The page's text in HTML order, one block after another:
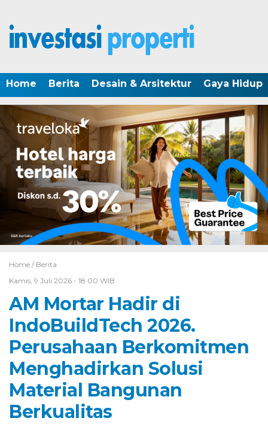
Home Berita Desain & Arsitektur Gaya Hidup
Home / Berita
Kamis, 9 Juli 2026 - 18:00 WIB
AM Mortar Hadir di
IndoBuildTech 2026.
Perusahaan Berkomitmen
Menghadirkan Solusi
Material Bangunan
Berkualitas